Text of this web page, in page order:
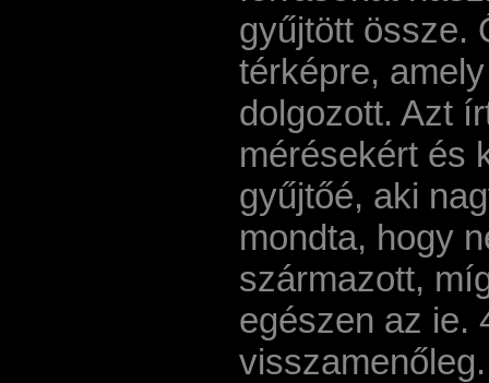
gyűjtött össze.
térképre,
dolgozott. Azt
mérésekért és
gyűjtőé, aki
mondta, hogy
származott,
egészen az ie.
visszamenőleg.